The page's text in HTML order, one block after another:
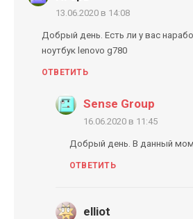
13.06.2020 в 14:08
Добрый день. Есть ли у вас
ноутбук lenovo g780
ОТВЕТИТЬ
Sense Group
16.06.2020 в 11:45
Добрый день. В данный
ОТВЕТИТЬ
elliot